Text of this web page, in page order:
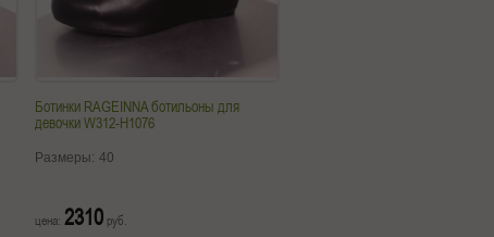
Ботинки RAGEINNA ботильоны для
девочки W312-H1076
Размеры: 40
цена: 2310 руб.